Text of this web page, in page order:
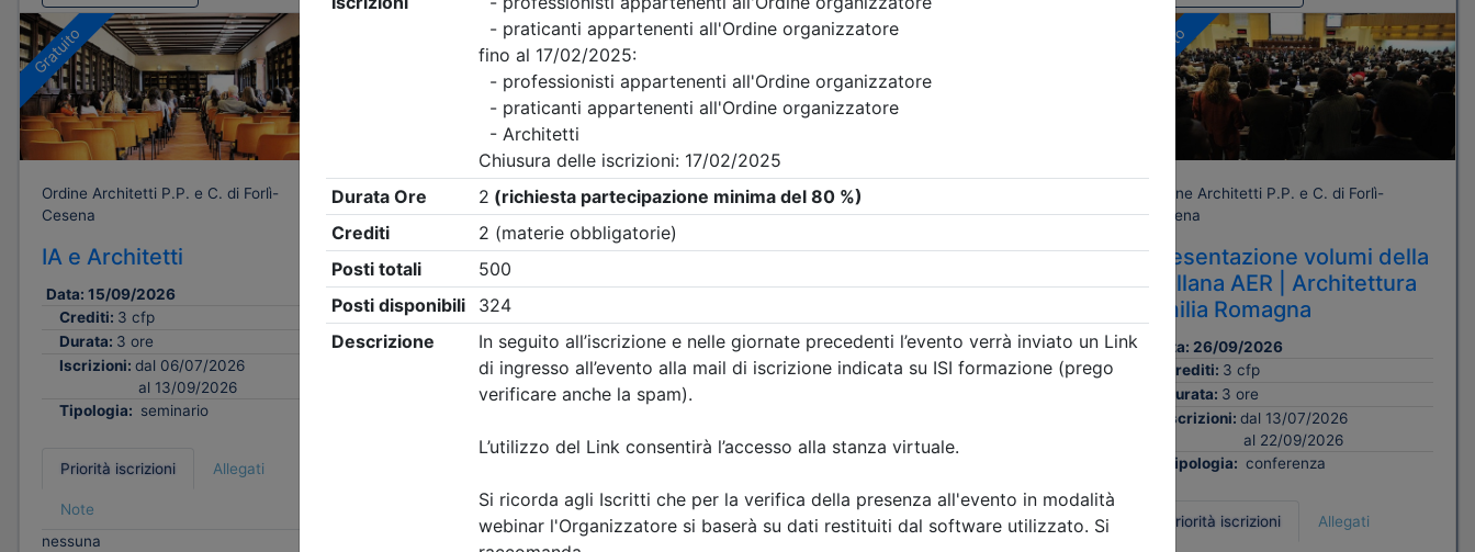
Gratuito
Ordine Architetti P.P. e C. di Forlì-
Cesena
IA e Architetti
Data: 15/09/2026
Crediti: 3 cfp
Durata: 3 ore
Iscrizioni: dal 06/07/2026
al 13/09/2026
Tipologia: seminario
Priorità iscrizioni Allegati
Note
nessuna
Ordine Architetti P.P. e C. di Forlì-
Cesena
Abitare il cambiamento / Il
cambiamento dell’abitare
Data:25/09/2026
Crediti:4 cfp
Durata:4 ore
Iscrizioni:dal 13/07/2026
Tipologia:
conferenza
Priorità iscrizioni Allegati
Gratuito
Ordine Architetti P.P. e C. di Forlì-
Cesena
Abitare e spazio pubblico.
La sfida qualitativa delle
accordi operativi L.R.
24/2017
Durata:4 ore
al 22/09/2026
Tipologia:
conferenza
Gratuito
Ordine Architetti P.P. e C. di Forlì-
Cesena
Presentazione volumi della
Collana AER | Architettura
Emilia Romagna
Data: 26/09/2026
Crediti: 3 cfp
Durata: 3 ore
Iscrizioni: dal 13/07/2026
al 22/09/2026
Tipologia: conferenza
Priorità iscrizioni Allegati